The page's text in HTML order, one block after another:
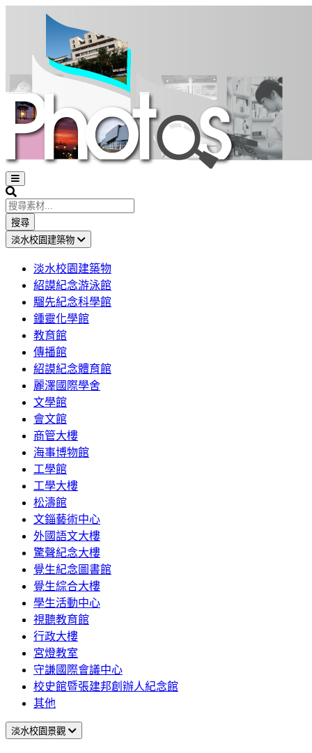
Open
sidebar
Search
搜尋
淡水校園建築物
淡水校園建築物
紹謨紀念游泳館
騮先紀念科學館
鍾靈化學館
教育館
傳播館
紹謨紀念體育館
麗澤國際學舍
文學館
會文館
商管大樓
海事博物館
工學館
工學大樓
松濤館
文錙藝術中心
外國語文大樓
驚聲紀念大樓
覺生紀念圖書館
覺生綜合大樓
學生活動中心
視聽教育館
行政大樓
宮燈教室
守謙國際會議中心
校史館暨張建邦創辦人紀念館
其他
淡水校園景觀